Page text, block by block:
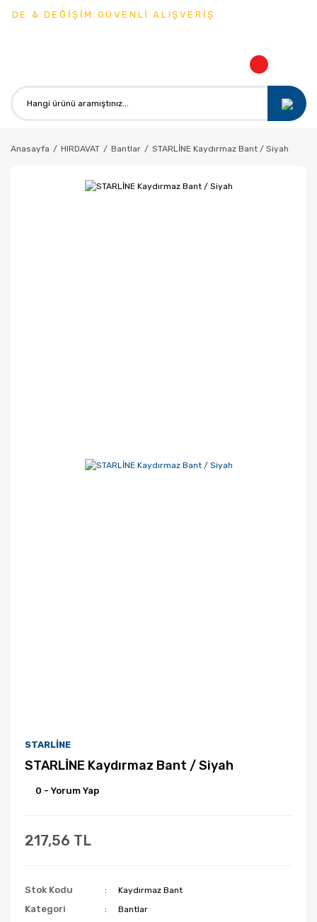
& DEĞİŞİM GÜVENLİ ALIŞVERİŞ
Anasayfa HIRDAVAT Bantlar STARLİNE Kaydırmaz Bant / Siyah
STARLİNE
STARLİNE Kaydırmaz Bant / Siyah
0 - Yorum Yap
217,56 TL
Stok Kodu Kaydırmaz Bant
Kategori Bantlar